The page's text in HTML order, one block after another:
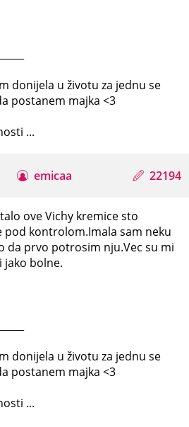
donijela u životu za jednu se
postanem majka <3
...
emicaa 22194
ove Vichy kremice sto
pod kontrolom.Imala sam neku
da prvo potrosim nju.Vec su mi
jako bolne.
donijela u životu za jednu se
postanem majka <3
...